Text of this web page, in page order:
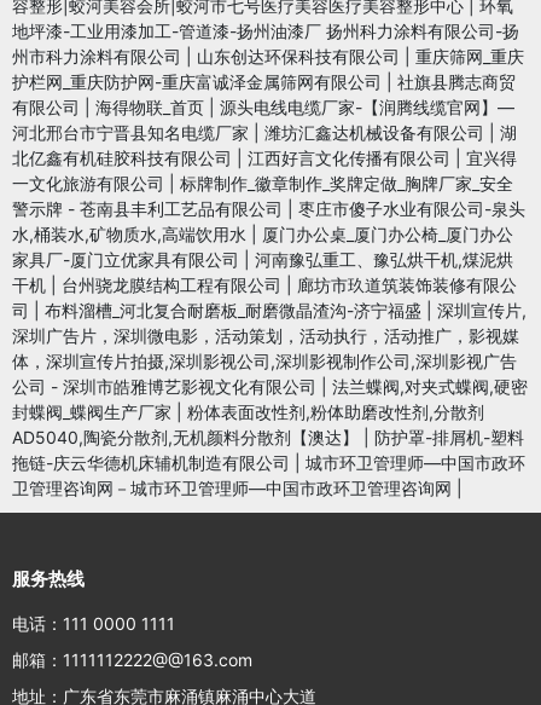
容整形|蛟河美容会所|蛟河市七号医疗美容医疗美容整形中心
环氧
地坪漆-工业用漆加工-管道漆-扬州油漆厂 扬州科力涂料有限公司-扬
州市科力涂料有限公司
山东创达环保科技有限公司
重庆筛网_重庆
护栏网_重庆防护网-重庆富诚泽金属筛网有限公司
社旗县腾志商贸
有限公司
海得物联_首页
源头电线电缆厂家-【润腾线缆官网】—
河北邢台市宁晋县知名电缆厂家
潍坊汇鑫达机械设备有限公司
湖
北亿鑫有机硅胶科技有限公司
江西好言文化传播有限公司
宜兴得
一文化旅游有限公司
标牌制作_徽章制作_奖牌定做_胸牌厂家_安全
警示牌 - 苍南县丰利工艺品有限公司
枣庄市傻子水业有限公司-泉头
水,桶装水,矿物质水,高端饮用水
厦门办公桌_厦门办公椅_厦门办公
家具厂-厦门立优家具有限公司
河南豫弘重工、豫弘烘干机,煤泥烘
干机
台州骁龙膜结构工程有限公司
廊坊市玖道筑装饰装修有限公
司
布料溜槽_河北复合耐磨板_耐磨微晶渣沟-济宁福盛
深圳宣传片,
深圳广告片，深圳微电影，活动策划，活动执行，活动推广，影视媒
体，深圳宣传片拍摄,深圳影视公司,深圳影视制作公司,深圳影视广告
公司 - 深圳市皓雅博艺影视文化有限公司
法兰蝶阀,对夹式蝶阀,硬密
封蝶阀_蝶阀生产厂家
粉体表面改性剂,粉体助磨改性剂,分散剂
AD5040,陶瓷分散剂,无机颜料分散剂【澳达】
防护罩-排屑机-塑料
拖链-庆云华德机床辅机制造有限公司
城市环卫管理师—中国市政环
卫管理咨询网－城市环卫管理师—中国市政环卫管理咨询网
服务热线
电话：111 0000 1111
邮箱：1111112222@@163.com
地址：广东省东莞市麻涌镇麻涌中心大道